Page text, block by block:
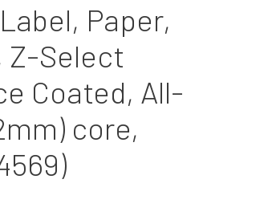
Paper,
Z-Select
Coated, All-
core,